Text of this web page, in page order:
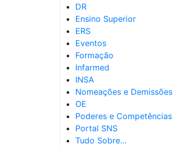
DR
Ensino Superior
ERS
Eventos
Formação
Infarmed
INSA
Nomeações e Demissões
OE
Poderes e Competências
Portal SNS
Tudo Sobre…